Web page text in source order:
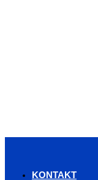
KONTAKT